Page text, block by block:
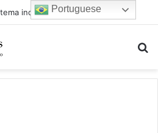
Durst destaca ecossistema industrial para impressão e estamparia digital na Febratex 2026
Portuguese